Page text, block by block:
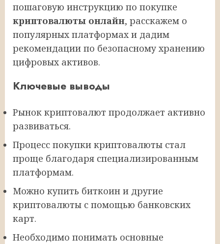
пошаговую инструкцию по покупке
криптовалюты онлайн, расскажем о
популярных платформах и дадим
рекомендации по безопасному хранению
цифровых активов.
Ключевые выводы
Рынок криптовалют продолжает активно
развиваться.
Процесс покупки криптовалюты стал
проще благодаря специализированным
платформам.
Можно купить биткоин и другие
криптовалюты с помощью банковских
карт.
Необходимо понимать основные